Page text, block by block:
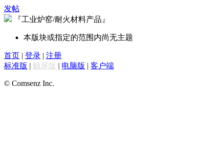
发帖
『工业炉窑/耐火材料产品』
本版块或指定的范围内尚无主题
首页 | 登录 | 注册
标准版 | 触屏版 | 电脑版 | 客户端
© Comsenz Inc.